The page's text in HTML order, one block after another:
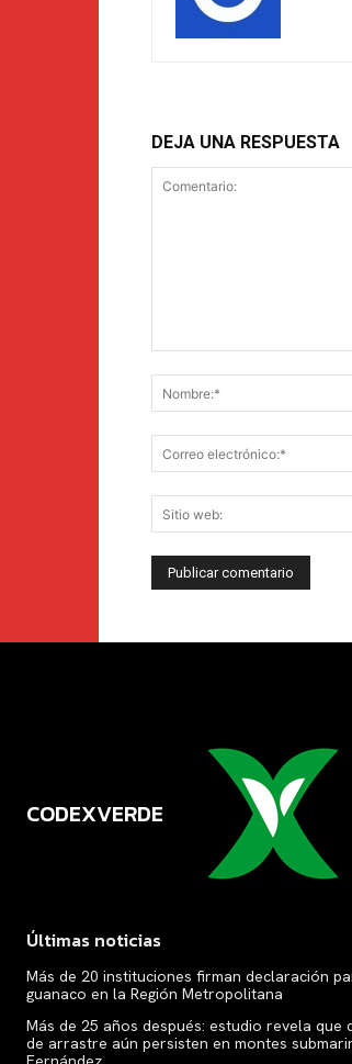
DEJA UNA RESPUESTA
CODEXVERDE
Últimas noticias
Más de 20 instituciones firman declaración
guanaco en la Región Metropolitana
Más de 25 años después: estudio revela que
de arrastre aún persisten en montes